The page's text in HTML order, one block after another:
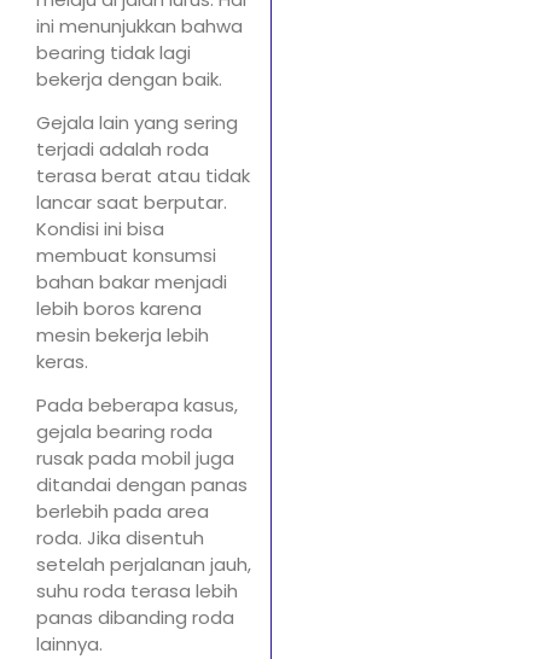
ini menunjukkan bahwa
bearing tidak lagi
bekerja dengan baik.
Gejala lain yang sering
terjadi adalah roda
terasa berat atau tidak
lancar saat berputar.
Kondisi ini bisa
membuat konsumsi
bahan bakar menjadi
lebih boros karena
mesin bekerja lebih
keras.
Pada beberapa kasus,
gejala bearing roda
rusak pada mobil juga
ditandai dengan panas
berlebih pada area
roda. Jika disentuh
setelah perjalanan jauh,
suhu roda terasa lebih
panas dibanding roda
lainnya.